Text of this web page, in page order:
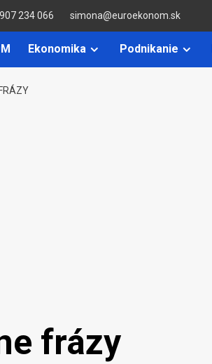
234 066 simona@euroekonom.sk
Ekonomika Podnikanie
frázy